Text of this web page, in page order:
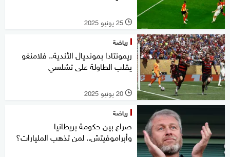
l 25 يونيو 2025
رياضة
ريمونتادا بمونديال الأندية.. فلامنغو
يقلب الطاولة على تشلسي
l 20 يونيو 2025
رياضة
صراع بين حكومة بريطانيا
وأبراموفيتش.. لمن تذهب المليارات؟